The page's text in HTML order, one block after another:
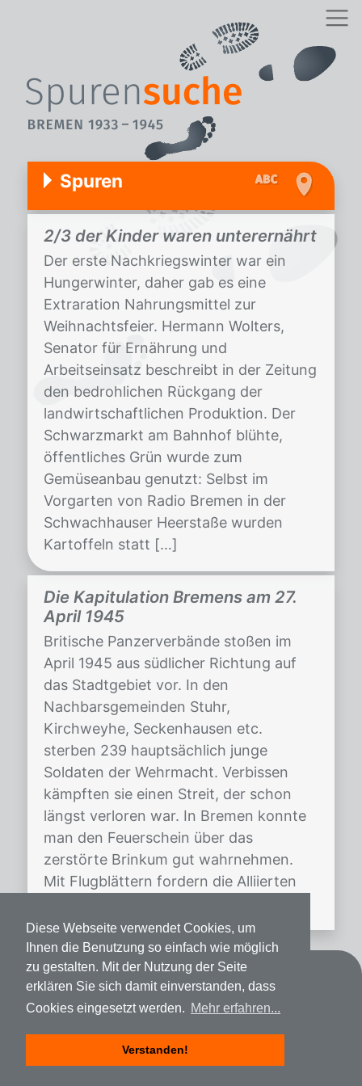
Diese Webseite verwendet Cookies, um
Ihnen die Benutzung so einfach wie möglich
zu gestalten. Mit der Nutzung der Seite
erklären Sie sich damit einverstanden, dass
Cookies eingesetzt werden. Mehr erfahren...
Verstanden!
Spuren
2/3 der Kinder waren unterernährt
Der erste Nachkriegswinter war ein
Hungerwinter, daher gab es eine
Extraration Nahrungsmittel zur
Weihnachtsfeier. Hermann Wolters,
Senator für Ernährung und
Arbeitseinsatz beschreibt in der Zeitung
den bedrohlichen Rückgang der
landwirtschaftlichen Produktion. Der
Schwarzmarkt am Bahnhof blühte,
öffentliches Grün wurde zum
Gemüseanbau genutzt: Selbst im
Vorgarten von Radio Bremen in der
Schwachhauser Heerstaße wurden
Kartoffeln statt […]
Die Kapitulation Bremens am 27.
April 1945
Britische Panzerverbände stoßen im
April 1945 aus südlicher Richtung auf
das Stadtgebiet vor. In den
Nachbarsgemeinden Stuhr,
Kirchweyhe, Seckenhausen etc.
sterben 239 hauptsächlich junge
Soldaten der Wehrmacht. Verbissen
kämpften sie einen Streit, der schon
längst verloren war. In Bremen konnte
man den Feuerschein über das
zerstörte Brinkum gut wahrnehmen.
Mit Flugblättern fordern die Alliierten
Kontakt
Datenschutz